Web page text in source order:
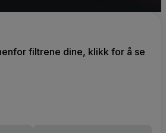
filtrene dine, klikk for å se